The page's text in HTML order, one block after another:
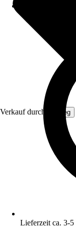
Verkauf durch: Gimeg
Lieferzeit ca. 3-5